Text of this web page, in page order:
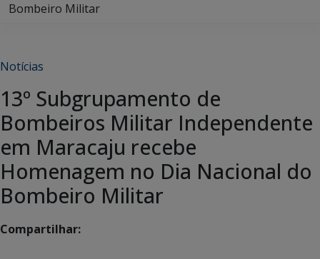
Bombeiro Militar
Notícias
13º Subgrupamento de
Bombeiros Militar Independente
em Maracaju recebe
Homenagem no Dia Nacional do
Bombeiro Militar
Compartilhar: